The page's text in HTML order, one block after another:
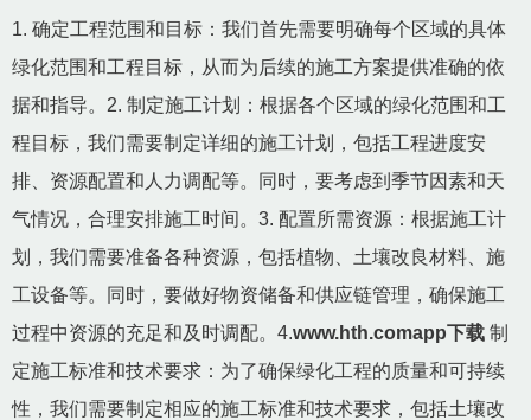
1. 确定工程范围和目标：我们首先需要明确每个区域的具体
绿化范围和工程目标，从而为后续的施工方案提供准确的依
据和指导。2. 制定施工计划：根据各个区域的绿化范围和工
程目标，我们需要制定详细的施工计划，包括工程进度安
排、资源配置和人力调配等。同时，要考虑到季节因素和天
气情况，合理安排施工时间。3. 配置所需资源：根据施工计
划，我们需要准备各种资源，包括植物、土壤改良材料、施
工设备等。同时，要做好物资储备和供应链管理，确保施工
过程中资源的充足和及时调配。4.www.hth.comapp下载 制
定施工标准和技术要求：为了确保绿化工程的质量和可持续
性，我们需要制定相应的施工标准和技术要求，包括土壤改